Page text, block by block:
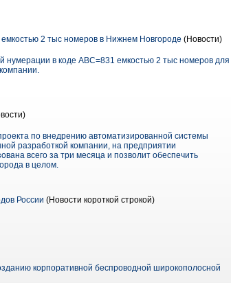
2 тыс номеров в Нижнем Новгороде (Новости)
нумерации в коде АВС=831 емкостью 2 тыс номеров для
по внедрению автоматизированной системы
разработкой компании, на предприятии
всего за три месяца и позволит обеспечить
в целом.
России (Новости короткой строкой)
корпоративной беспроводной широкополосной